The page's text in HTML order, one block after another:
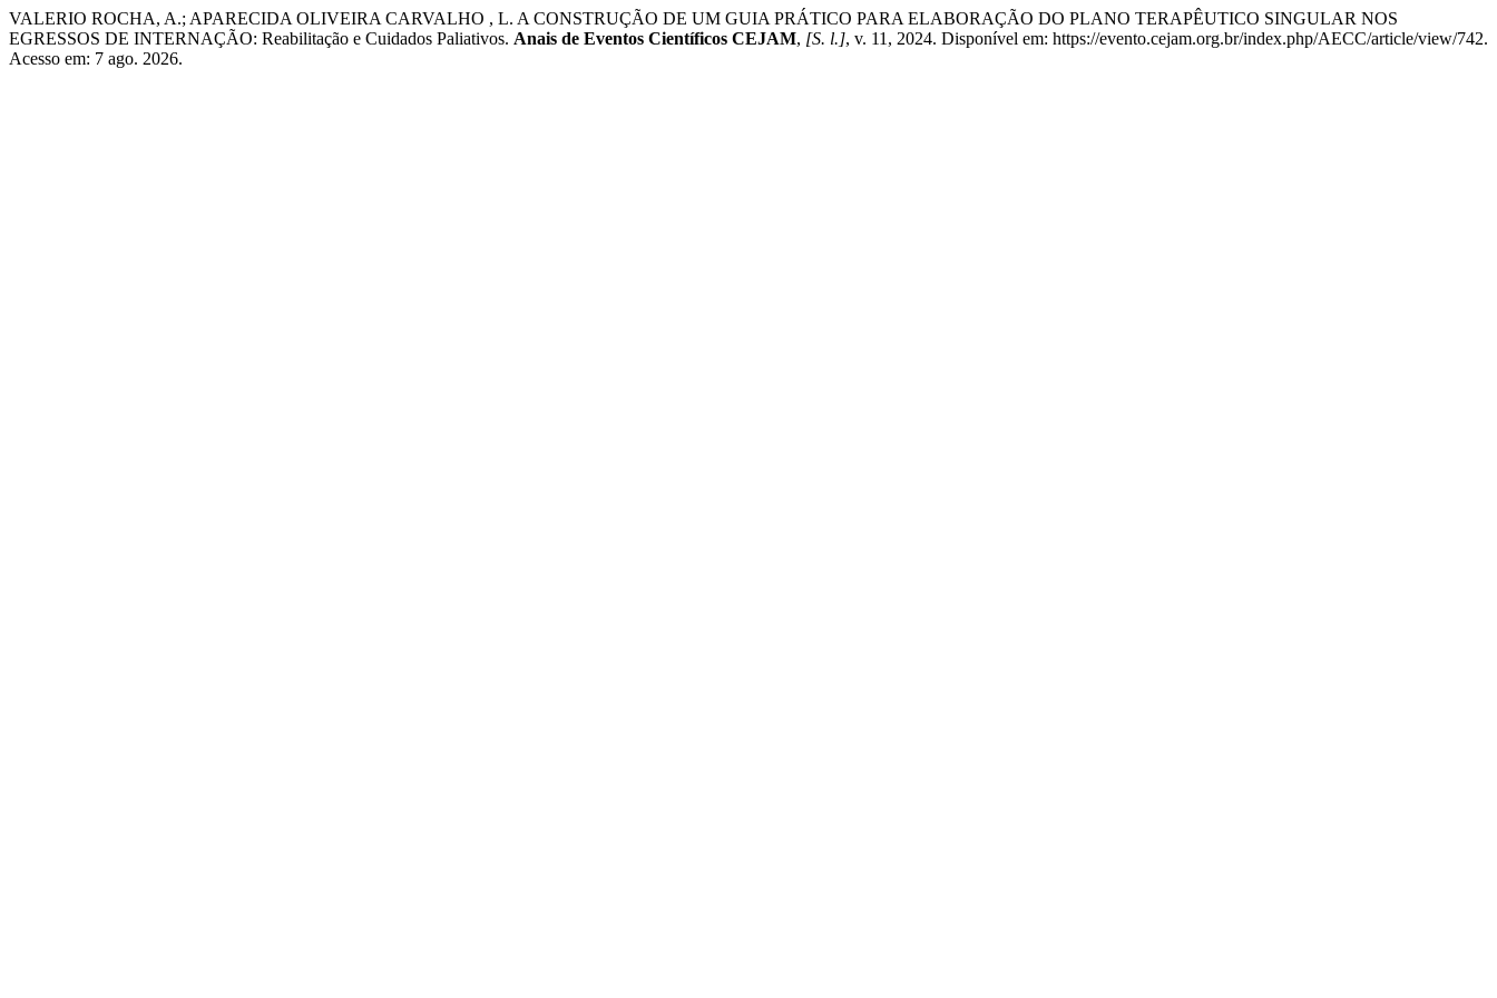
VALERIO ROCHA, A.; APARECIDA OLIVEIRA CARVALHO , L. A CONSTRUÇÃO DE UM GUIA PRÁTICO PARA ELABORAÇÃO DO PLANO TERAPÊUTICO SINGULAR NOS
EGRESSOS DE INTERNAÇÃO: Reabilitação e Cuidados Paliativos. Anais de Eventos Científicos CEJAM, [S. l.], v. 11, 2024. Disponível em: https://evento.cejam.org.br/index.php/AECC/article/view/742.
Acesso em: 7 ago. 2026.